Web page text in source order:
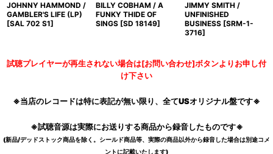
JOHNNY HAMMOND /
GAMBLER'S LIFE (LP)
[SAL 702 S1]
BILLY COBHAM / A
FUNKY THIDE OF
SINGS [SD 18149]
JIMMY SMITH /
UNFINISHED
BUSINESS [SRM-1-
3716]
試聴プレイヤーが再生されない場合は[お問い合わせ]ボタンよりお申し付
け下さい
※当店のレコードは特に表記が無い限り、全てUSオリジナル盤です※
※試聴音源は実際にお送りする商品から録音したものです※
(新品/デッドストック商品を除く。シールド商品等、実際の商品以外から録音した場合は別途コメ
ントに記載いたします)